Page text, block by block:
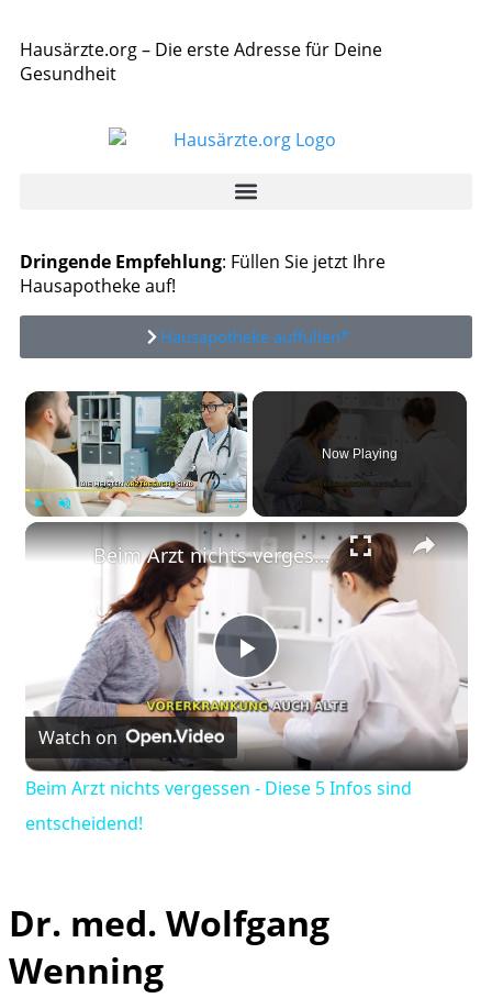
Hausärzte.org – Die erste Adresse für Deine
Gesundheit
Dringende Empfehlung: Füllen Sie jetzt Ihre
Hausapotheke auf!
Hausapotheke auffüllen*
×
Now Playing
×
Play
Video
Beim Arzt nichts vergessen - Diese 5 Infos sind entscheidend!
Watch on
Beim Arzt nichts vergessen - Diese 5 Infos sind
entscheidend!
Dr. med. Wolfgang
Wenning